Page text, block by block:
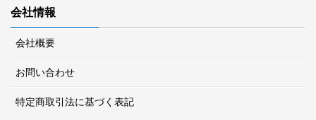
会社情報
会社概要
お問い合わせ
特定商取引法に基づく表記